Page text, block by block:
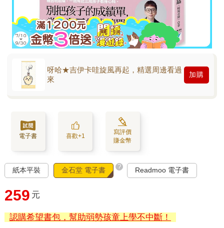
呀哈★吉伊卡哇旋風再起，精選周邊看過
來
加購
電子書 喜歡+1
寫評價
賺金幣
紙本平裝 金石堂 電子書 ? Readmoo 電子書
259 元
認購希望書包，幫助弱勢孩童上學不中斷！